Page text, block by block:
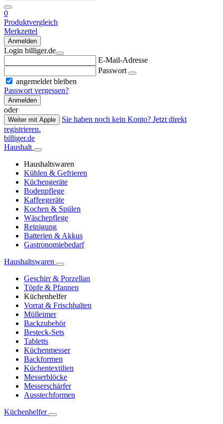
0
Produktvergleich
Merkzettel
Anmelden
Login billiger.de
E-Mail-Adresse
Passwort
angemeldet bleiben
Passwort vergessen?
Anmelden
oder
Weiter mit Apple
Sie haben noch kein Konto? Jetzt direkt
registrieren.
billiger.de
Haushalt
Haushaltswaren
Kühlen & Gefrieren
Küchengeräte
Bodenpflege
Kaffeegeräte
Kochen & Spülen
Wäschepflege
Reinigung
Batterien & Akkus
Gastronomiebedarf
Haushaltswaren
Geschirr & Porzellan
Töpfe & Pfannen
Küchenhelfer
Vorrat & Frischhalten
Mülleimer
Backzubehör
Besteck-Sets
Tabletts
Küchenmesser
Backformen
Küchentextilien
Messerblöcke
Messerschärfer
Ausstechformen
Küchenhelfer